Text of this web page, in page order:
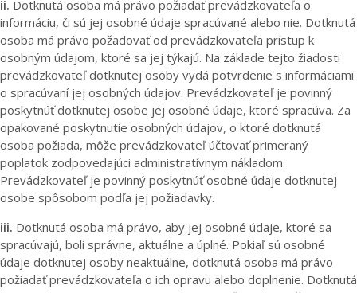
ii. Dotknutá osoba má právo požiadať prevádzkovateľa o
informáciu, či sú jej osobné údaje spracúvané alebo nie. Dotknutá
osoba má právo požadovať od prevádzkovateľa prístup k
osobným údajom, ktoré sa jej týkajú. Na základe tejto žiadosti
prevádzkovateľ dotknutej osoby vydá potvrdenie s informáciami
o spracúvaní jej osobných údajov. Prevádzkovateľ je povinný
poskytnúť dotknutej osobe jej osobné údaje, ktoré spracúva. Za
opakované poskytnutie osobných údajov, o ktoré dotknutá
osoba požiada, môže prevádzkovateľ účtovať primeraný
poplatok zodpovedajúci administratívnym nákladom.
Prevádzkovateľ je povinný poskytnúť osobné údaje dotknutej
osobe spôsobom podľa jej požiadavky.
iii. Dotknutá osoba má právo, aby jej osobné údaje, ktoré sa
spracúvajú, boli správne, aktuálne a úplné. Pokiaľ sú osobné
údaje dotknutej osoby neaktuálne, dotknutá osoba má právo
požiadať prevádzkovateľa o ich opravu alebo doplnenie. Dotknutá